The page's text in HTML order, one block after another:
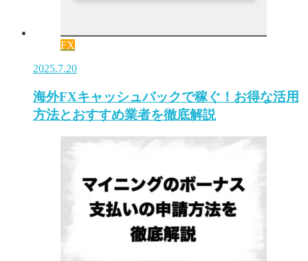
FX
2025.7.20
海外FXキャッシュバックで稼ぐ！お得な活用
方法とおすすめ業者を徹底解説